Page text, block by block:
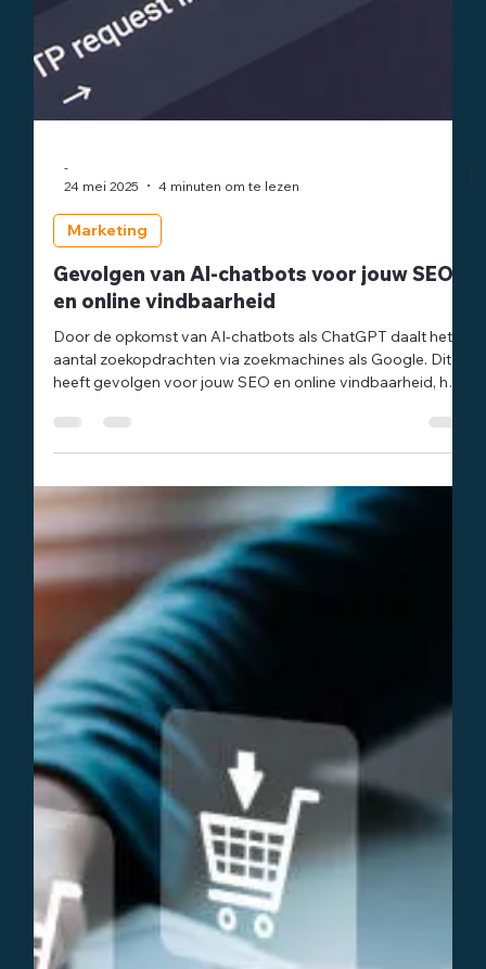
-
24 mei 2025
Marketing
en online vindbaarheid
Door de opkomst van AI-chatbots als ChatGPT daalt het
heeft gevolgen voor jouw SEO en online vindbaarheid, hoe
ga speel je daar op in?